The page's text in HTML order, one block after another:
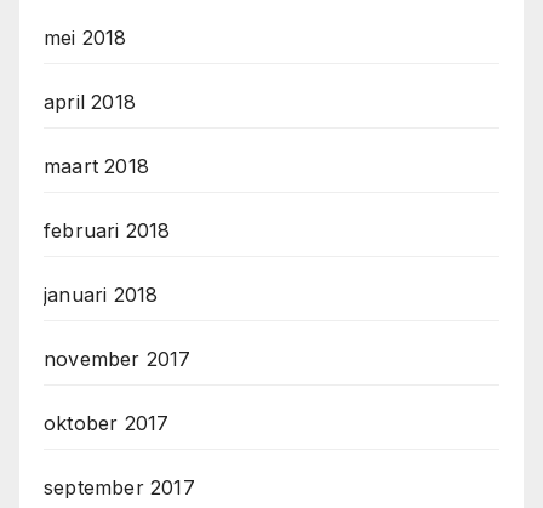
mei 2018
april 2018
maart 2018
februari 2018
januari 2018
november 2017
oktober 2017
september 2017